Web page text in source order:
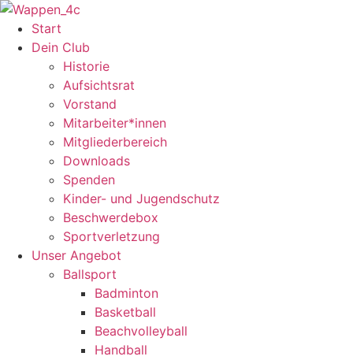
Zum
Inhalt
springen
Start
Dein Club
Historie
Aufsichtsrat
Vorstand
Mitarbeiter*innen
Mitgliederbereich
Downloads
Spenden
Kinder- und Jugendschutz
Beschwerdebox
Sportverletzung
Unser Angebot
Ballsport
Badminton
Basketball
Beachvolleyball
Handball